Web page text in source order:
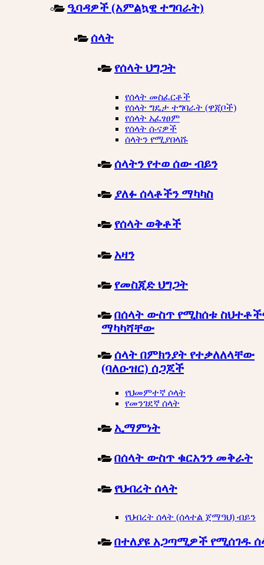
ዒባዳዎች (አምልኳዊ ተግባራት)
ሰላት
የሰላት ህግጋት
የሰላት መስፈርቶች
የሰላት ግዴታ ተግባራት (ዋጂቦች)
የሰላት አፈፃፀም
የሰላት ሱናዎች
ሰላትን የሚያበላሹ
ሰላትን የተወ ሰው ብይን
ያለፉ ሰላቶችን ማካካስ
የሰላት ወቅቶች
አዛን
የመስጂድ ህግጋት
በሰላት ውስጥ የሚከሰቱ
ማካካሻቸው
ሰላት በምክንያት የተቃለለላቸው
(ባለዑዝር) ሰጋጆች
የህመምተኛ ሶላት
የመንገደኛ ሰላት
ኢማምነት
በሰላት ውስጥ ቁርአንን መቅራት
የህብረት ሰላት
የህብረት ሰላት (ሰላተል ጀማዓህ) ብይን
በተለያዩ አጋጣሚዎች የሚሰገዱ